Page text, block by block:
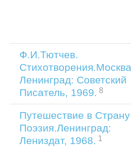
Ф.И.Тютчев.
Стихотворения.Москва,
Ленинград: Советский
Писатель, 1969. 8
Путешествие в Страну
Поэзия.Ленинград:
Лениздат, 1968. 1